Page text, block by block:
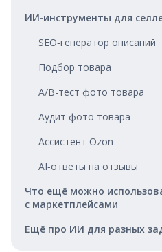
ИИ‑инструменты для
SEO‑генератор описаний
Подбор товара
A/B-тест фото товара
Аудит фото товара
Ассистент Ozon
AI‑ответы на отзывы
Что ещё можно
с маркетплейсами
Ещё про ИИ для разных